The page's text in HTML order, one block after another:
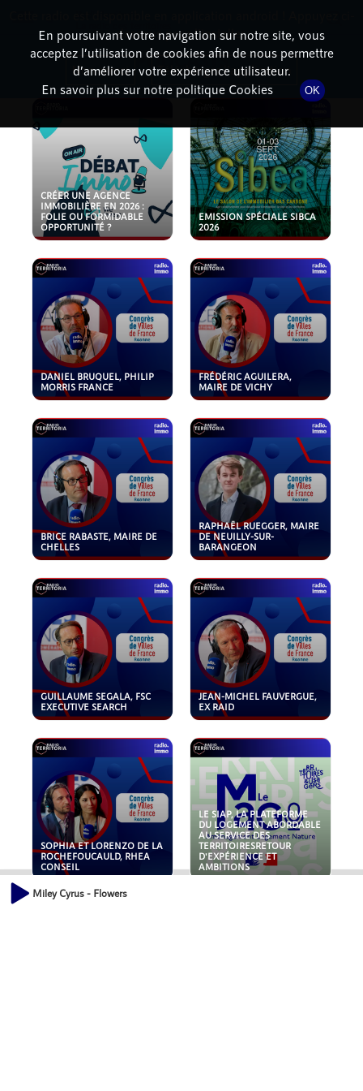
PODCASTS
CRÉER UNE AGENCE
IMMOBILIÈRE EN 2026 :
FOLIE OU FORMIDABLE
OPPORTUNITÉ ?
EMISSION SPÉCIALE SIBCA
2026
DANIEL BRUQUEL, PHILIP
MORRIS FRANCE
FRÉDÉRIC AGUILERA,
MAIRE DE VICHY
BRICE RABASTE, MAIRE DE
CHELLES
RAPHAËL RUEGGER, MAIRE
DE NEUILLY-SUR-
BARANGEON
GUILLAUME SEGALA, FSC
EXECUTIVE SEARCH
JEAN-MICHEL FAUVERGUE,
EX RAID
SOPHIA ET LORENZO DE LA
ROCHEFOUCAULD, RHEA
CONSEIL
LE SIAP, LA PLATEFORME
DU LOGEMENT ABORDABLE
AU SERVICE DES
TERRITOIRESRETOUR
D'EXPÉRIENCE ET
AMBITIONS
Miley Cyrus - Flowers
En poursuivant votre navigation sur notre site, vous
acceptez l’utilisation de cookies afin de nous permettre
d’améliorer votre expérience utilisateur.
En savoir plus sur notre politique Cookies
OK
dessous pour l'installer.
Non merci Télécharger l'application